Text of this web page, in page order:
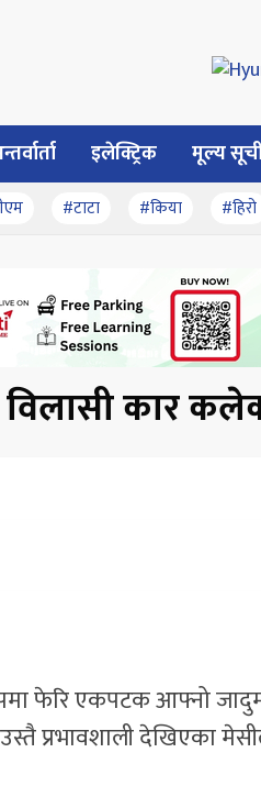
इलेक्ट्रिक मूल्य
#टाटा #किया #हिरो
विलासी कार
फेरि एकपटक आफ्नो
प्रभावशाली देखिएका